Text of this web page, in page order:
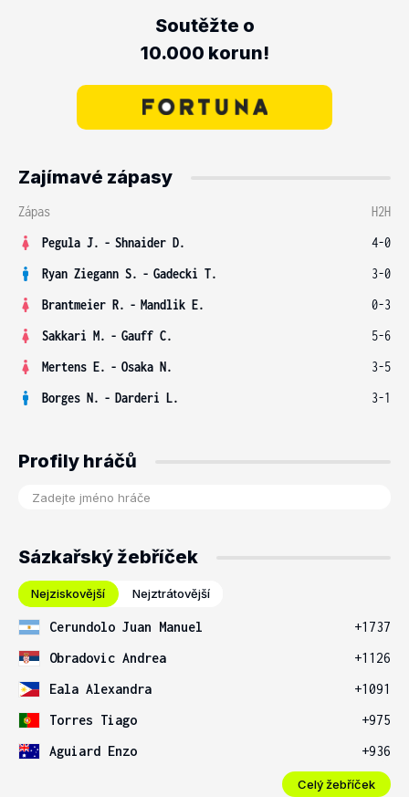
Soutěžte o
10.000 korun!
Zajímavé zápasy
Zápas
H2H
Pegula J. - Shnaider D.
4-0
Ryan Ziegann S. - Gadecki T.
3-0
Brantmeier R. - Mandlik E.
0-3
Sakkari M. - Gauff C.
5-6
Mertens E. - Osaka N.
3-5
Borges N. - Darderi L. 3-1
Profily hráčů
Sázkařský žebříček
Nejziskovější Nejztrátovější
Cerundolo Juan Manuel
+1737
Obradovic Andrea
+1126
Eala Alexandra
+1091
Torres Tiago
+975
Aguiard Enzo
+936
Celý žebříček